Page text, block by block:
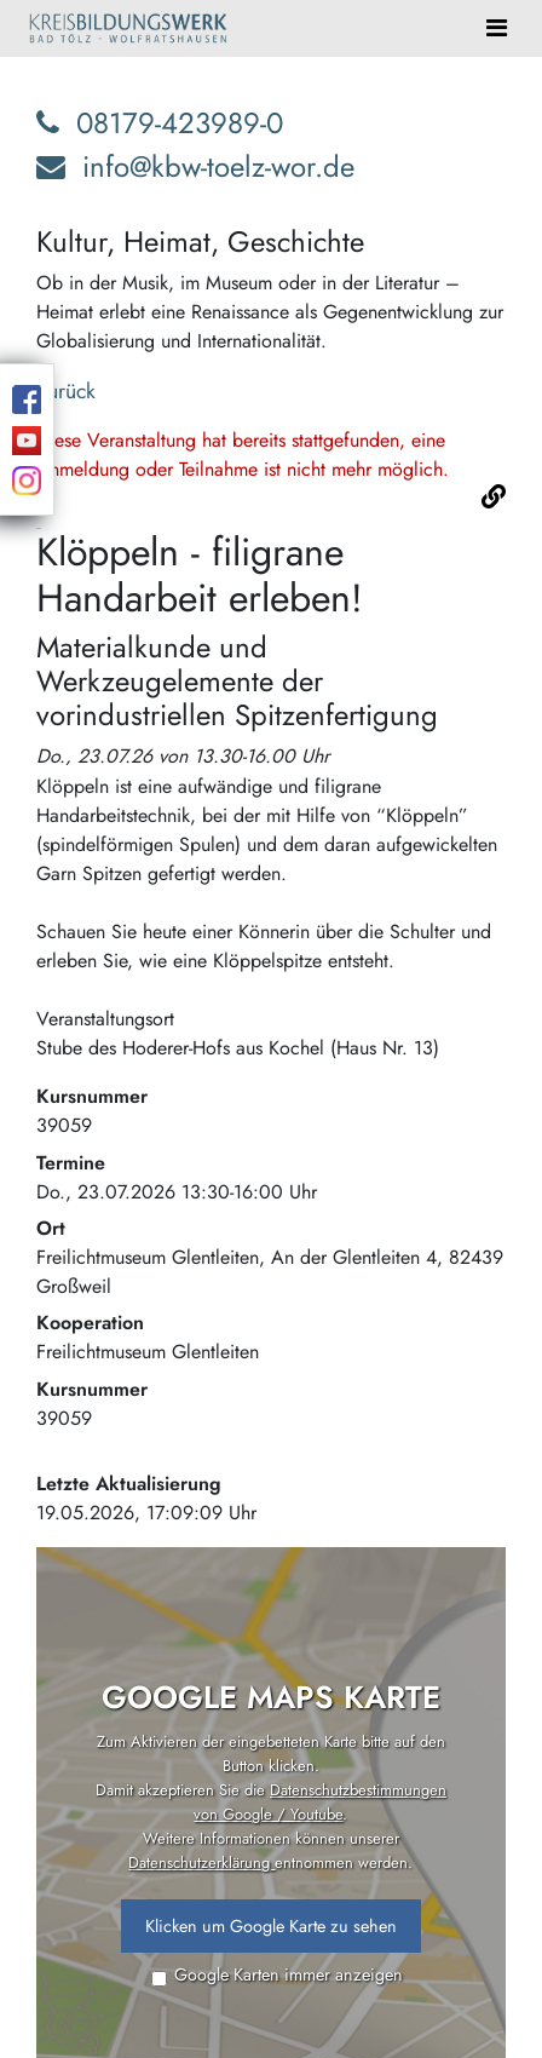
08179-423989-0
info@kbw-toelz-wor.de
Kultur, Heimat, Geschichte
Ob in der Musik, im Museum oder in der Literatur –
Heimat erlebt eine Renaissance als Gegenentwicklung zur
Globalisierung und Internationalität.
Zurück
Diese Veranstaltung hat bereits stattgefunden, eine
Anmeldung oder Teilnahme ist nicht mehr möglich.
Klöppeln - filigrane
Handarbeit erleben!
Materialkunde und
Werkzeugelemente der
vorindustriellen Spitzenfertigung
Do., 23.07.26 von 13.30-16.00 Uhr
Klöppeln ist eine aufwändige und filigrane
Handarbeitstechnik, bei der mit Hilfe von “Klöppeln”
(spindelförmigen Spulen) und dem daran aufgewickelten
Garn Spitzen gefertigt werden.
Schauen Sie heute einer Könnerin über die Schulter und
erleben Sie, wie eine Klöppelspitze entsteht.
Veranstaltungsort
Stube des Hoderer-Hofs aus Kochel (Haus Nr. 13)
Kursnummer
39059
Termine
Do., 23.07.2026 13:30-16:00 Uhr
Ort
Freilichtmuseum Glentleiten An der Glentleiten 4 82439
Großweil
Kooperation
Freilichtmuseum Glentleiten
Kursnummer
39059
Letzte Aktualisierung
19.05.2026, 17:09:09 Uhr
GOOGLE MAPS KARTE
Zum Aktivieren der eingebetteten Karte bitte auf den
Button klicken.
Damit akzeptieren Sie dieDatenschutzbestimmungen
von Google / Youtube.
Weitere Informationen können unserer
Datenschutzerklärungentnommen werden.
Klicken um Google Karte zu sehen
Google Karten immer anzeigen